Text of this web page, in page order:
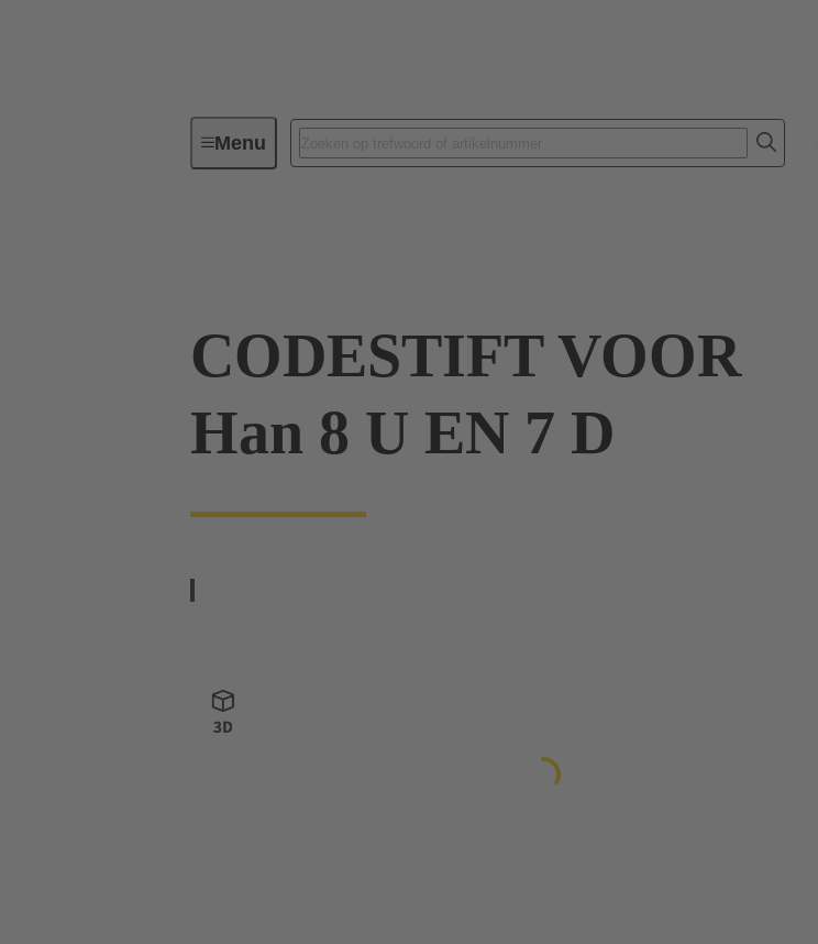
MenuIndustriële connectoren/Han®
CODESTIFT VOOR
Han 8 U EN 7 D